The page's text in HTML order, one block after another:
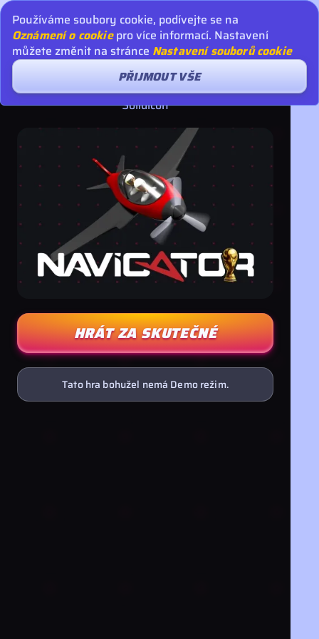
Navigator
Solidicon
HRÁT ZA SKUTEČNÉ
Tato hra bohužel nemá Demo režim.
Používáme soubory cookie, podívejte se na
Oznámení o cookiepro více informací. Nastavení
můžete změnit na stránce Nastavení souborů cookie
PŘIJMOUT VŠE